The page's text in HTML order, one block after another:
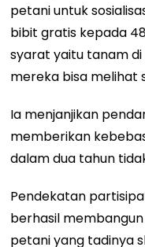
petani untuk
bibit gratis kepada
syarat yaitu tanam
mereka bisa melihat
Ia menjanjikan
memberikan
dalam dua tahun
Pendekatan
berhasil
petani yang tadinya